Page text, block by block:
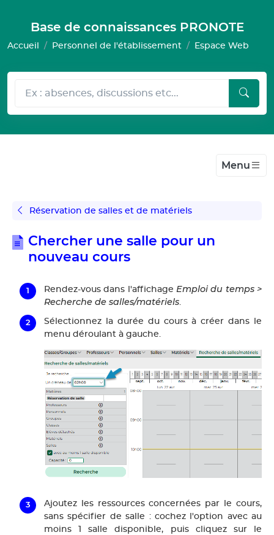
Base de connaissances PRONOTE
Accueil Personnel de l'établissement Espace Web
Menu
Réservation de salles et de matériels
Chercher une salle pour un
nouveau cours
Rendez-vous dans l'affichage Emploi du temps >
Recherche de salles/matériels
Sélectionnez la durée du cours à créer dans le
menu déroulant à gauche.
Ajoutez les ressources concernées par le cours,
sans spécifier de salle : cochez l'option avec au
moins 1 salle disponible, puis cliquez sur le